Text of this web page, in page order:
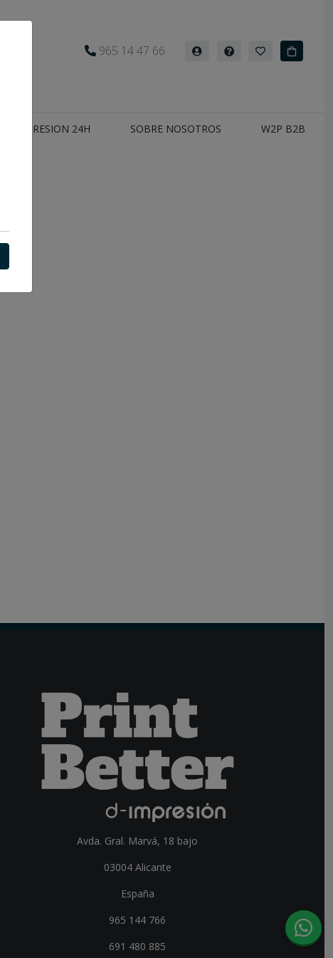
965 14 47 66
Iniciar Ayuda Mis
favoritos
Carrito
IMPRESION 24H SOBRE NOSOTROS W2P B2B
Avda. Gral. Marvá, 18 bajo
03004 Alicante
España
965 144 766
691 480 885